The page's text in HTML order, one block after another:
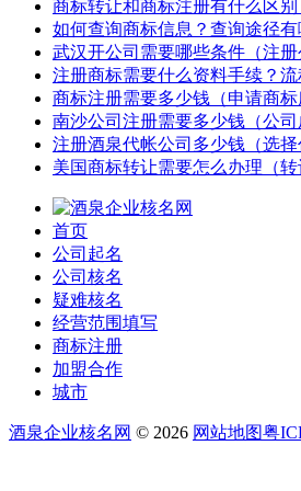
商标转让和商标注册有什么区别
如何查询商标信息？查询途径有
武汉开公司需要哪些条件（注册
注册商标需要什么资料手续？流
商标注册需要多少钱（申请商标
南沙公司注册需要多少钱（公司
注册酒泉代帐公司多少钱（选择
美国商标转让需要怎么办理（转
首页
公司起名
公司核名
疑难核名
经营范围填写
商标注册
加盟合作
城市
酒泉企业核名网 © 2026 网站地图粤